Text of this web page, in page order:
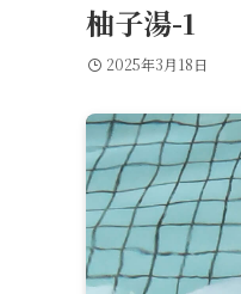
柚子湯-1
2025年3月18日